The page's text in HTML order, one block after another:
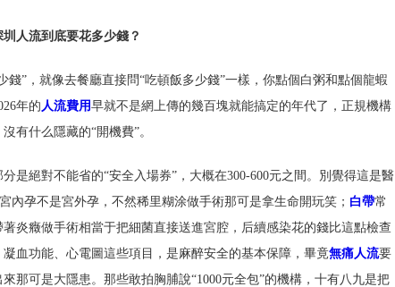
人流到底要花多少錢？
錢”，就像去餐廳直接問“吃頓飯多少錢”一樣，你點個白粥和點個龍蝦
年的人流費用早就不是網上傳的幾百塊就能搞定的年代了，正規機構
有什么隱藏的“開機費”。
是絕對不能省的“安全入場券”，大概在300-600元之間。別覺得這是醫
內孕不是宮外孕，不然稀里糊涂做手術那可是拿生命開玩笑； 白帶常
著炎癥做手術相當于把細菌直接送進宮腔，后續感染花的錢比這點檢查
血功能、心電圖這些項目，是麻醉安全的基本保障，畢竟無痛人流要
那可是大隱患。那些敢拍胸脯說“1000元全包”的機構，十有八九是把